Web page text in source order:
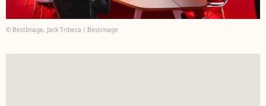
© BestImage, Jack Tribeca / Bestimage